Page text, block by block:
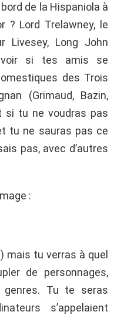
de la Hispaniola à
? Lord Trelawney, le
Livesey, Long John
si tes amis se
des Trois
(Grimaud, Bazin,
si tu ne voudras pas
tu ne sauras pas ce
pas, avec d’autres
:
mais tu verras à quel
de personnages,
genres. Tu te seras
s’appelaient